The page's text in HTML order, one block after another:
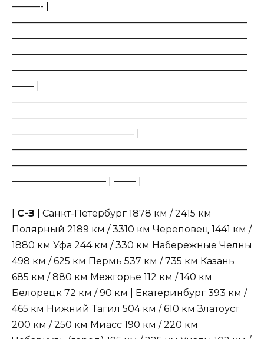
———- |
—————————————————————————
—————————————————————————
—————————————————————————
—————————————————————————
——- |
—————————————————————————
—————————————————————————
————————————— |
—————————————————————————
—————————————————————————
—————————— | ——- |
С-З | Санкт-Петербург 1878 км / 2415 км
Полярный 2189 км / 3310 км Череповец 1441 км /
1880 км Уфа 244 км / 330 км Набережные Челны
498 км / 625 км Пермь 537 км / 735 км Казань
685 км / 880 км Межгорье 112 км / 140 км
Белорецк 72 км / 90 км | Екатеринбург 393 км /
465 км Нижний Тагил 504 км / 610 км Златоуст
200 км / 250 км Миасс 190 км / 220 км